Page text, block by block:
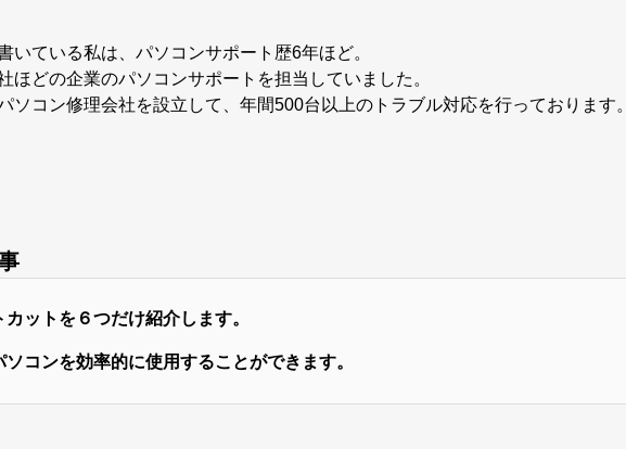
いている私は、パソコンサポート歴6年ほど。
ほどの企業のパソコンサポートを担当していました。
ソコン修理会社を設立して、年間500台以上のトラブル対応を行っております。
ットを６つだけ紹介します。
コンを効率的に使用することができます。